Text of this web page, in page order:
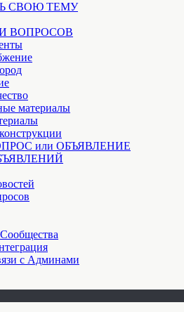
СВОЮ ТЕМУ
ВОПРОСОВ
материалы
или ОБЪЯВЛЕНИЕ
с Админами